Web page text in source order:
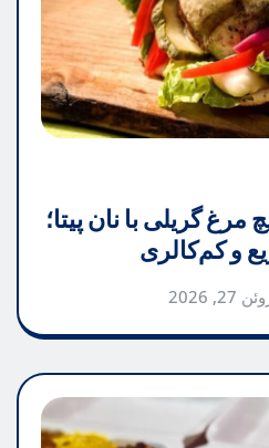
گریلی با نان پیتا؛
و کم‌کالری
27, 2026